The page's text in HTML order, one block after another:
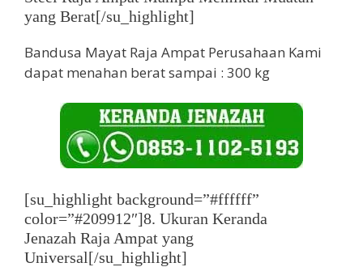
yang Berat[/su_highlight]
Bandusa Mayat Raja Ampat Perusahaan Kami
dapat menahan berat sampai : 300 kg
[su_highlight background=”#ffffff”
color=”#209912″]8. Ukuran Keranda
Jenazah Raja Ampat yang
Universal[/su_highlight]